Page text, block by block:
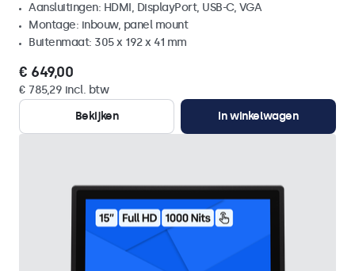
Aansluitingen: HDMI, DisplayPort, USB-C, VGA
Montage: inbouw, panel mount
Buitenmaat: 305 x 192 x 41 mm
€ 649,00
€ 785,29 incl. btw
Bekijken
In winkelwagen